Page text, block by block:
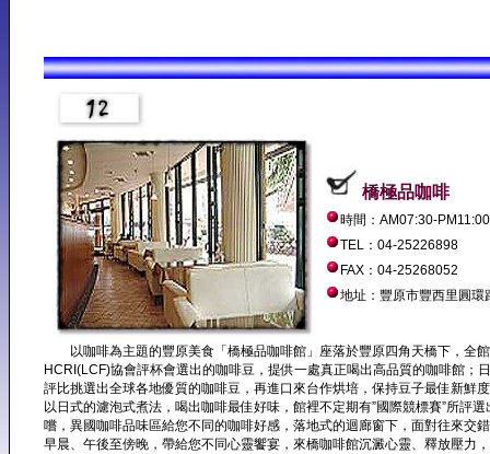
橋極品咖啡
時間：AM07:30-PM11:00
TEL：04-25226898
FAX：04-25268052
地址：豐原市豐西里圓環
以咖啡為主題的豐原美食「橋極品咖啡館」座落於豐原四角天橋下，全
HCRI(LCF)協會評杯會選出的咖啡豆，提供一處真正喝出高品質的咖啡館；
評比挑選出全球各地優質的咖啡豆，再進口來台作烘培，保持豆子最佳新鮮
以日式的濾泡式煮法，喝出咖啡最佳好味，館裡不定期有”國際競標賽”所評
嚐，異國咖啡品味區給您不同的咖啡好感，落地式的迴廊窗下，面對往來交
早晨、午後至傍晚，帶給您不同心靈饗宴，來橋咖啡館沉澱心靈、釋放壓力